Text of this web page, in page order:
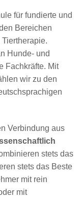
für fundierte und
Bereichen
Hunde- und
Fachkräfte. Mit
wir zu den
Verbindung aus
stets das
stets das Beste
mit rein
mit